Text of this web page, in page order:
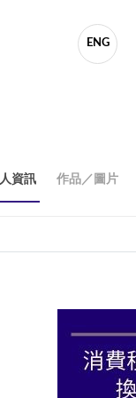
ENG
資訊 作品／圖片